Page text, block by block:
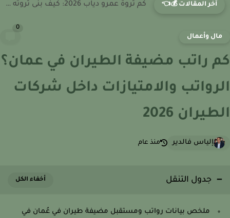
آخر المقالات 💰👈 كم تبلغ ثروة محمد منير 2026: أسرار دخله الفني ومسيرته...
وأعمال
راتب مضيفة الطيران في عمان؟
والامتيازات داخل شركات
2026
إلياس فالدير منذ عام
جدول التنقل
ملخص بيانات رواتب ومستقبل مضيفة طيران في عُمان في